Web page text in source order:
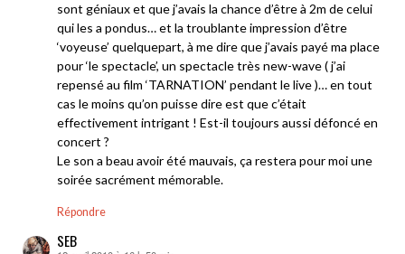
sont géniaux et que j’avais la chance d’être à 2m de celui
qui les a pondus… et la troublante impression d’être
‘voyeuse’ quelquepart, à me dire que j’avais payé ma place
pour ‘le spectacle’, un spectacle très new-wave ( j’ai
repensé au film ‘TARNATION’ pendant le live )… en tout
cas le moins qu’on puisse dire est que c’était
effectivement intrigant ! Est-il toujours aussi défoncé en
concert ?
Le son a beau avoir été mauvais, ça restera pour moi une
soirée sacrément mémorable.
Répondre
SEB